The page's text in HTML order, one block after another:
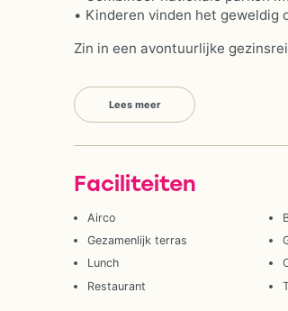
• Kinderen vinden het
Zin in een avontuurlijke
Lees meer
Faciliteiten
Airco
Gezamenlijk terras
Lunch
Restaurant